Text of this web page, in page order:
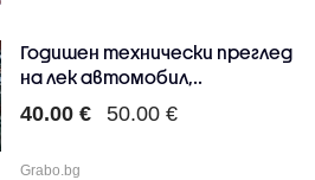
Годишен технически преглед
на лек автомобил,..
40.00 € 50.00 €
Grabo.bg